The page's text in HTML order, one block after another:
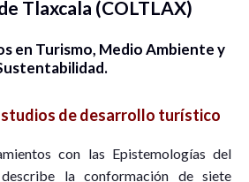
Tlaxcala (COLTLAX)
en Turismo, Medio Ambiente y
de desarrollo turístico
con las Epistemologías del
la conformación de siete